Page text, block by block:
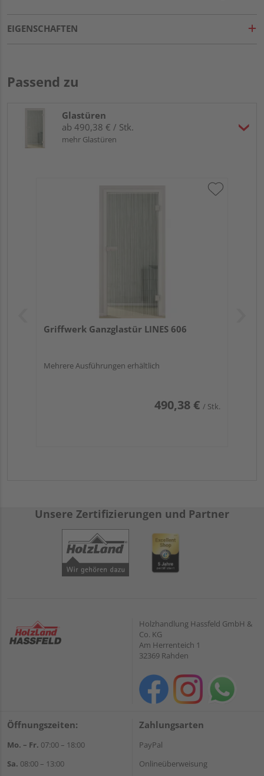
EIGENSCHAFTEN
Passend zu
Glastüren
ab 490,38 € / Stk.
mehr Glastüren
Griffwerk Ganzglastür LINES 606
Mehrere Ausführungen erhältlich
490,38 € / Stk.
Unsere Zertifizierungen und Partner
Holzhandlung Hassfeld GmbH &
Co. KG
Am Herrenteich 1
32369 Rahden
Öffnungszeiten:
Mo. – Fr. 07:00 – 18:00
Sa. 08:00 – 13:00
Zahlungsarten
PayPal
Onlineüberweisung